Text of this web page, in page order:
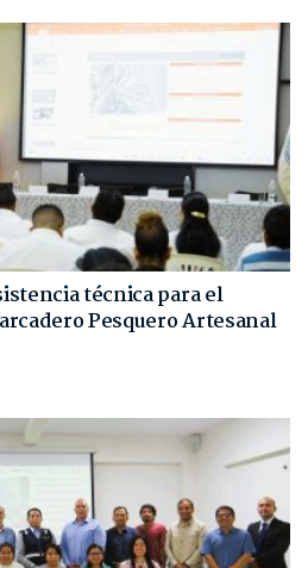
técnica para el
Pesquero Artesanal